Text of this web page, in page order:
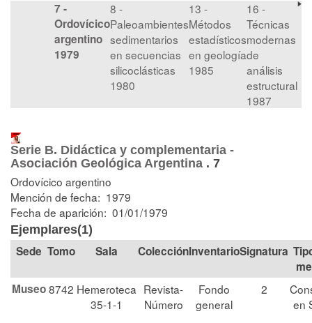
7 -
Ordovícico
argentino
1979
8 -
Paleoambientes
sedimentarios
en secuencias
silicoclásticas
1980
13 -
Métodos
estadísticos
en geología
1985
16 -
Técnicas
modernas
de
análisis
estructural
1987
Serie B. Didáctica y complementaria -
Asociación Geológica Argentina . 7
Ordovícico argentino
Mención de fecha: 1979
Fecha de aparición: 01/01/1979
Ejemplares(1)
Tomo Sala Colección Signatura
Museo8742 Hemeroteca
35-1-1
Revista-
Número
Fondo
general
2
en